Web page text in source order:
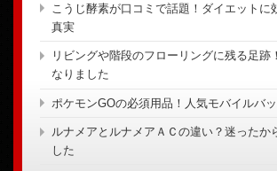
こうじ酵素が口コミで話題！ダイエットに
真実
リビングや階段のフローリングに残る足跡
なりました
ポケモンGOの必須用品！人気モバイルバ
ルナメアとルナメアＡＣの違い？迷ったか
した